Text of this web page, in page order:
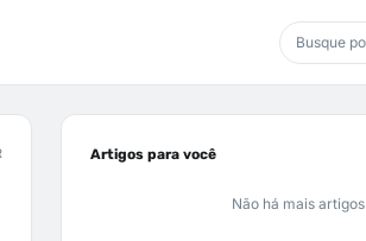
Artigos para você
Não há mais artigos